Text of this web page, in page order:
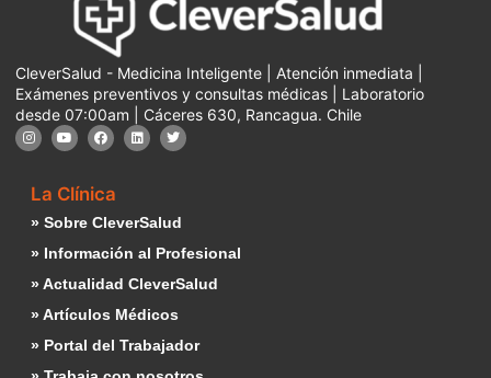
CleverSalud - Medicina Inteligente | Atención inmediata |
Exámenes preventivos y consultas médicas | Laboratorio
desde 07:00am | Cáceres 630, Rancagua. Chile
La Clínica
» Sobre CleverSalud
» Información al Profesional
» Actualidad CleverSalud
» Artículos Médicos
» Portal del Trabajador